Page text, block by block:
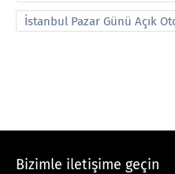
İstanbul Pazar Günü Açık
Bizimle iletişime geçin